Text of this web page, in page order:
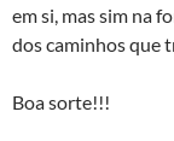
em si, mas sim na
dos caminhos que
Boa sorte!!!